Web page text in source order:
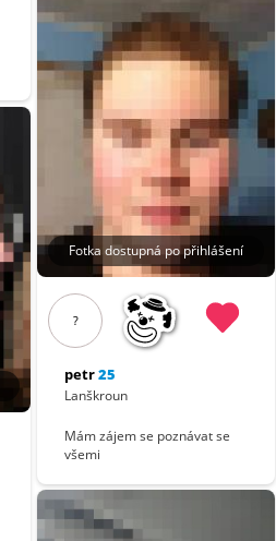
Fotka dostupná po přihlášení
?
petr25
Lanškroun
Mám zájem se poznávat se
všemi